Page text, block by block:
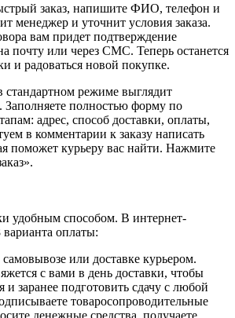
заказ, напишите ФИО, телефон и
менеджер и уточнит условия заказа.
вам придет подтверждение
почту или через СМС. Теперь останется
и радоваться новой покупке.
стандартном режиме выглядит
полностью форму по
адрес, способ доставки, оплаты,
в комментарии к заказу написать
поможет курьеру вас найти. Нажмите
удобным способом. В интернет-
оплаты:
или доставке курьером.
с вами в день доставки, чтобы
и заранее подготовить сдачу с любой
товаросопроводительные
денежные средства, получаете